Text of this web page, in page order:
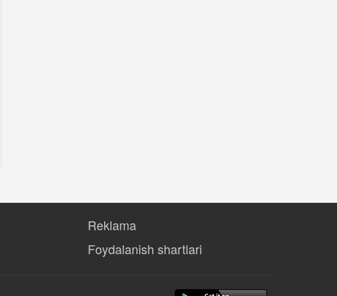
Reklama
Foydalanish shartlari